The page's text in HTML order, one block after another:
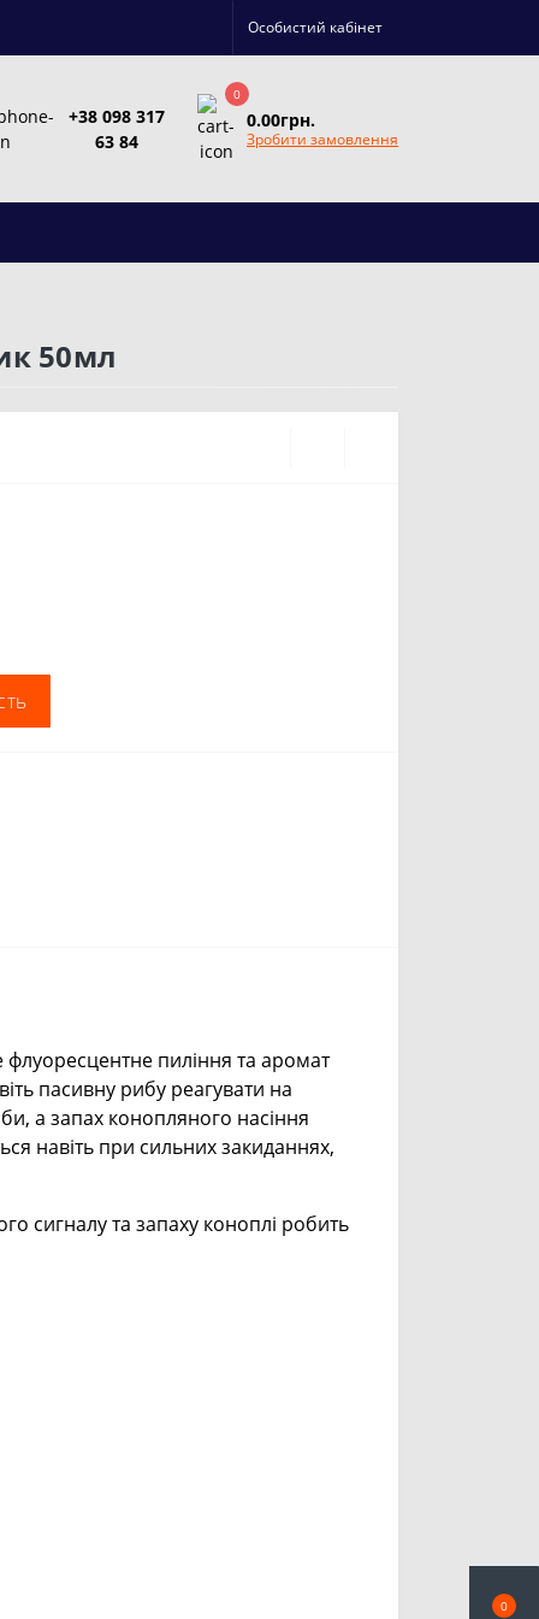
0
Особистий кабінет
+38 098 317
63 84
0
0.00грн.
Зробити замовлення
50мл
флуоресцентне пиління та аромат
пасивну рибу реагувати на
а запах конопляного насіння
навіть при сильних закиданнях,
сигналу та запаху коноплі робить